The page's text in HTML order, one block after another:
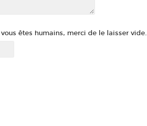
êtes humains, merci de le laisser vide.